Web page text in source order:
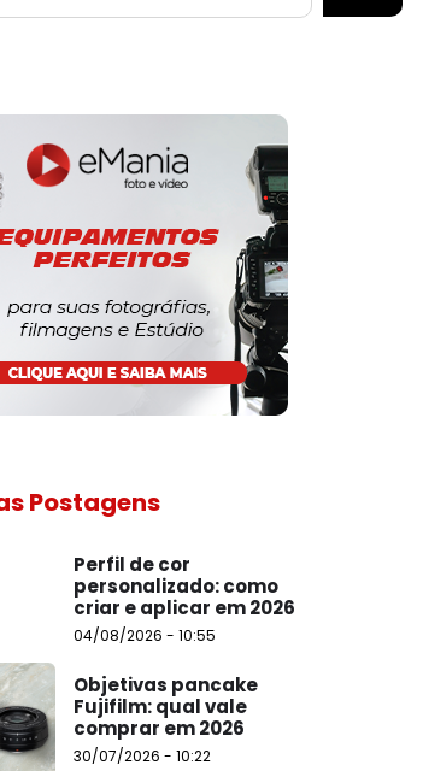
Postagens
Perfil de cor
personalizado: como
criar e aplicar em 2026
04/08/2026 - 10:55
Objetivas pancake
Fujifilm: qual vale
comprar em 2026
30/07/2026 - 10:22